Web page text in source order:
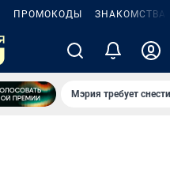
ПРОМОКОДЫ ЗНАКОМСТВА
Мэрия требует